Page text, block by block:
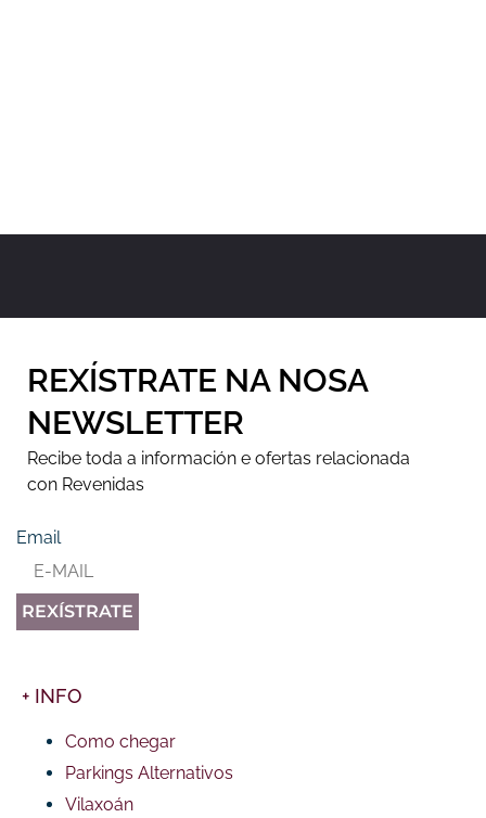
REXÍSTRATE NA NOSA
NEWSLETTER
Recibe toda a información e ofertas relacionada
con Revenidas
Email
REXÍSTRATE
+ INFO
Como chegar
Parkings Alternativos
Vilaxoán